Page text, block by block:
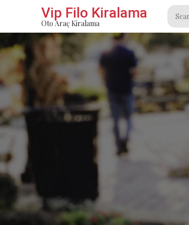
content
Vip Filo Kiralama
Oto Araç Kiralama
Search
for: